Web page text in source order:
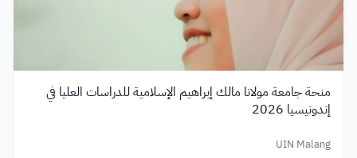
منحة جامعة مولانا مالك إبراهيم الإسلامية للدراسات العليا في
إندونيسيا 2026
UIN Malang